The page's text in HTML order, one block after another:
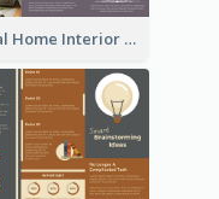
Ideal Home Interior Design Brochure